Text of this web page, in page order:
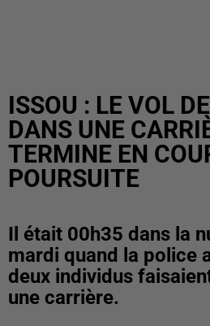
ISSOU : LE VOL
DANS UNE
TERMINE EN
POURSUITE
Il était 00h35 dans la
mardi quand la police
deux individus
une carrière.